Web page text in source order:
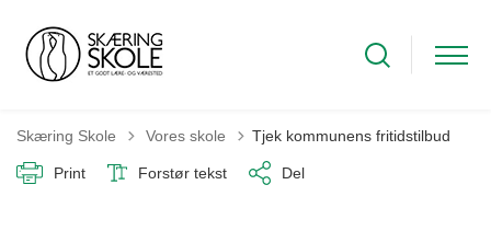
Skæring Skole Tilbage til
Vores skole Tjek kommunens fritidstilbud
Print Forstør tekst Del